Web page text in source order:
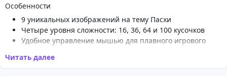
Особенности
9 уникальных изображений на тему Пасхи
Четыре уровня сложности: 16, 36, 64 и 100 кусочков
Удобное управление мышью для плавного игрового
Развивает когнитивные навыки и способности к
Читать далее